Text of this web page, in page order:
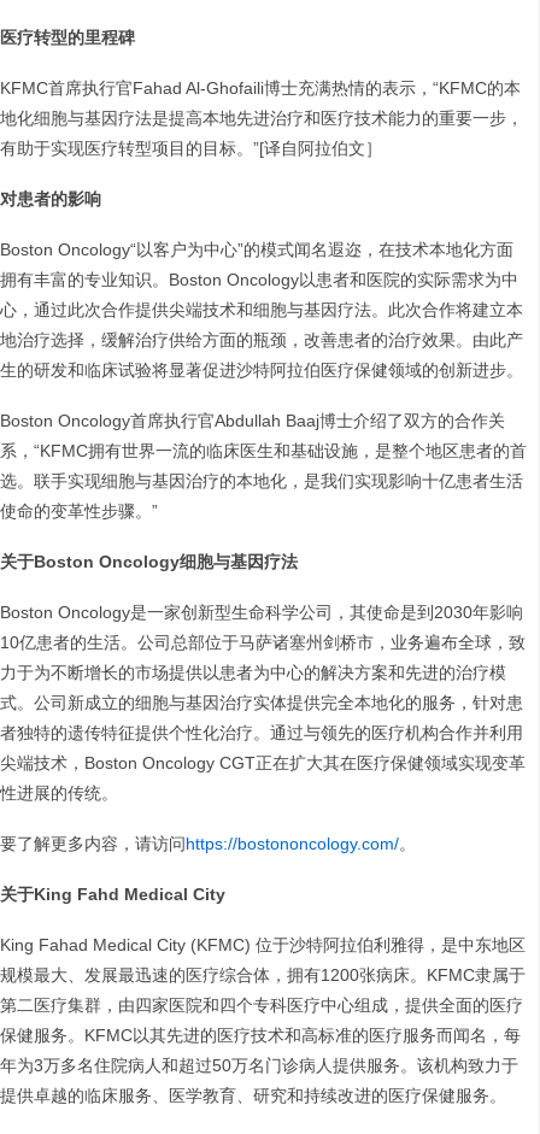
医疗转型的里程碑
KFMC首席执行官Fahad Al-Ghofaili博士充满热情的表示，“KFMC的本
地化细胞与基因疗法是提高本地先进治疗和医疗技术能力的重要一步，
有助于实现医疗转型项目的目标。”[译自阿拉伯文］
对患者的影响
Boston Oncology“以客户为中心”的模式闻名遐迩，在技术本地化方面
拥有丰富的专业知识。Boston Oncology以患者和医院的实际需求为中
心，通过此次合作提供尖端技术和细胞与基因疗法。此次合作将建立本
地治疗选择，缓解治疗供给方面的瓶颈，改善患者的治疗效果。由此产
生的研发和临床试验将显著促进沙特阿拉伯医疗保健领域的创新进步。
Boston Oncology首席执行官Abdullah Baaj博士介绍了双方的合作关
系，“KFMC拥有世界一流的临床医生和基础设施，是整个地区患者的首
选。联手实现细胞与基因治疗的本地化，是我们实现影响十亿患者生活
使命的变革性步骤。”
关于Boston Oncology细胞与基因疗法
Boston Oncology是一家创新型生命科学公司，其使命是到2030年影响
10亿患者的生活。公司总部位于马萨诸塞州剑桥市，业务遍布全球，致
力于为不断增长的市场提供以患者为中心的解决方案和先进的治疗模
式。公司新成立的细胞与基因治疗实体提供完全本地化的服务，针对患
者独特的遗传特征提供个性化治疗。通过与领先的医疗机构合作并利用
尖端技术，Boston Oncology CGT正在扩大其在医疗保健领域实现变革
性进展的传统。
要了解更多内容，请访问https://bostononcology.com/。
关于King Fahd Medical City
King Fahad Medical City (KFMC) 位于沙特阿拉伯利雅得，是中东地区
规模最大、发展最迅速的医疗综合体，拥有1200张病床。KFMC隶属于
第二医疗集群，由四家医院和四个专科医疗中心组成，提供全面的医疗
保健服务。KFMC以其先进的医疗技术和高标准的医疗服务而闻名，每
年为3万多名住院病人和超过50万名门诊病人提供服务。该机构致力于
提供卓越的临床服务、医学教育、研究和持续改进的医疗保健服务。